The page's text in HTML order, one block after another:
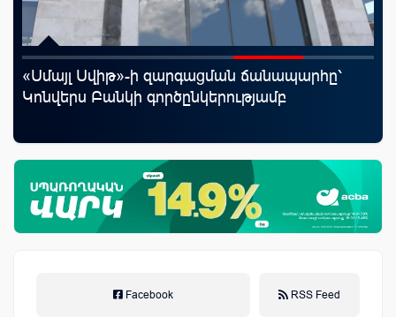
«Սմայլ Սվիթ»-ի զարգացման ճանապարհը՝
Կոնվերս Բանկի գործընկերությամբ
Facebook RSS Feed